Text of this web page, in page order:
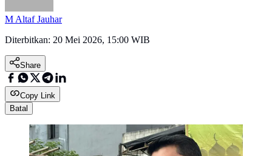
M Altaf Jauhar
Diterbitkan: 20 Mei 2026, 15:00 WIB
Share
Copy Link
Batal